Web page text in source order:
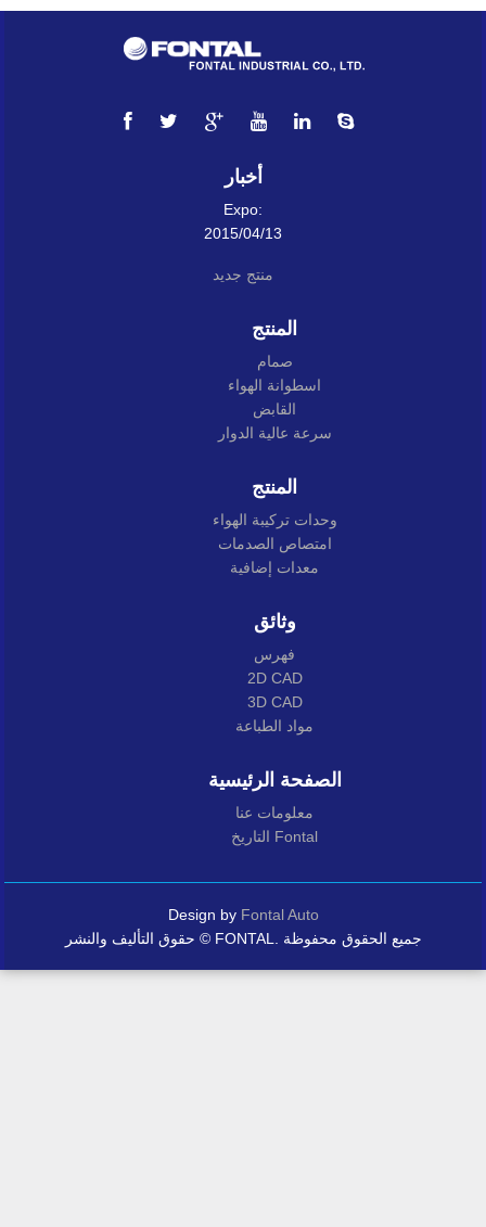
أخبار
Expo:
2015/04/13
منتج جديد
المنتج
صمام
اسطوانة الهواء
القابض
سرعة عالية الدوار
المنتج
وحدات تركيبة الهواء
امتصاص الصدمات
معدات إضافية
وثائق
فهرس
2D CAD
3D CAD
مواد الطباعة
الصفحة الرئيسية
معلومات عنا
التاريخ Fontal
Design by Fontal Auto
حقوق التأليف والنشر © FONTAL. جميع الحقوق محفوظة